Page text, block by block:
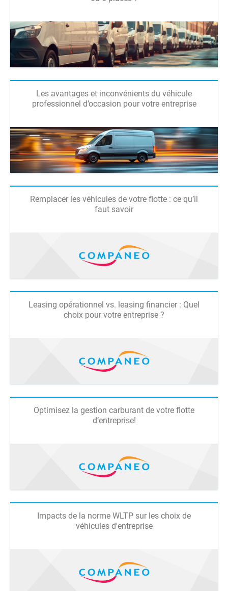
Les avantages et inconvénients du véhicule
professionnel d’occasion pour votre entreprise
Remplacer les véhicules de votre flotte : ce qu’il
faut savoir
Leasing opérationnel vs. leasing financier : Quel
choix pour votre entreprise ?
Optimisez la gestion carburant de votre flotte
d’entreprise!
Impacts de la norme WLTP sur les choix de
véhicules d'entreprise